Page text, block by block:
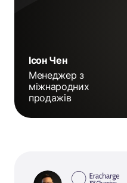
Ісон Чен
Менеджер з
міжнародних
продажів